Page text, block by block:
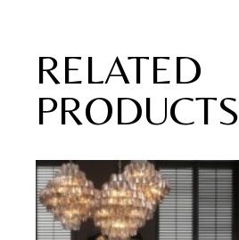
RELATED
PRODUCTS